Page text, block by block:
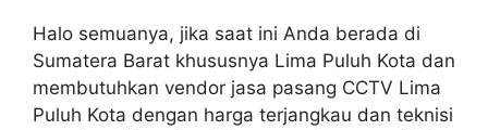
Halo semuanya, jika saat ini Anda berada di
Sumatera Barat khususnya Lima Puluh Kota dan
membutuhkan vendor jasa pasang CCTV Lima
Puluh Kota dengan harga terjangkau dan teknisi